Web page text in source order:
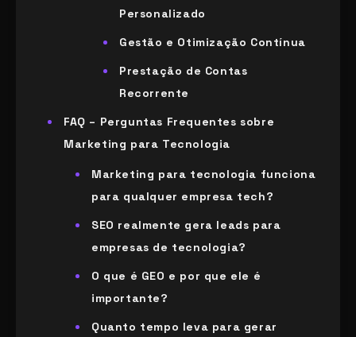
Personalizado
Gestão e Otimização Contínua
Prestação de Contas
Recorrente
FAQ – Perguntas Frequentes sobre
Marketing para Tecnologia
Marketing para tecnologia funciona
para qualquer empresa tech?
SEO realmente gera leads para
empresas de tecnologia?
O que é GEO e por que ele é
importante?
Quanto tempo leva para gerar